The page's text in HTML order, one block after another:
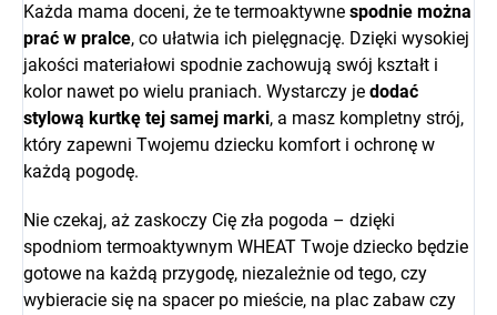
Każda mama doceni, że te termoaktywne spodnie można
prać w pralce, co ułatwia ich pielęgnację. Dzięki wysokiej
jakości materiałowi spodnie zachowują swój kształt i
kolor nawet po wielu praniach. Wystarczy je dodać
stylową kurtkę tej samej marki, a masz kompletny strój,
który zapewni Twojemu dziecku komfort i ochronę w
każdą pogodę.
Nie czekaj, aż zaskoczy Cię zła pogoda – dzięki
spodniom termoaktywnym WHEAT Twoje dziecko będzie
gotowe na każdą przygodę, niezależnie od tego, czy
wybieracie się na spacer po mieście, na plac zabaw czy